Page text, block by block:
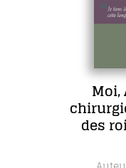
Moi,
des